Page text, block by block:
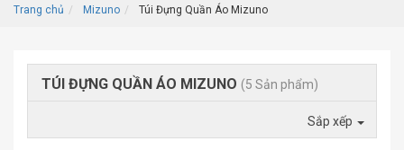
Trang chủ Mizuno Túi Đựng Quần Áo Mizuno
TÚI ĐỰNG QUẦN ÁO MIZUNO (5 Sản phẩm)
Sắp xếp